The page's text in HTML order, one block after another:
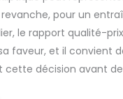
contrôler
améliorer
de votre
pour un
le rapport qualité-
faveur, et il convient
cette décision avant de